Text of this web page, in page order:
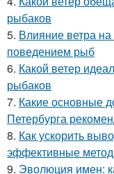
рыбаков
5. Влияние ветра
поведением рыб
6. Какой ветер
рыбаков
7. Какие основные
Петербурга
8. Как ускорить
эффективные
9. Эволюция имен: